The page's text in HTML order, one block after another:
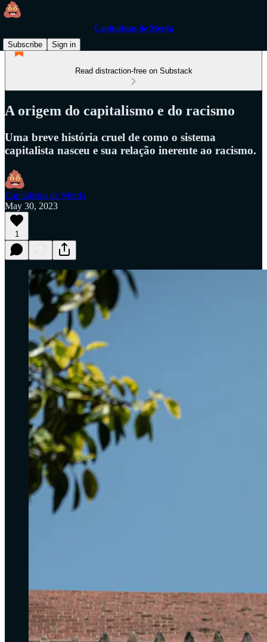
Capitalistas de Merda
Subscribe
Sign in
Read distraction-free on Substack
A origem do capitalismo e do racismo
Uma breve história cruel de como o sistema
capitalista nasceu e sua relação inerente ao racismo.
Capitalistas de Merda
May 30, 2023
1